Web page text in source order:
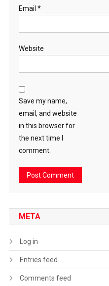
Email *
Website
Save my name,
email, and website
in this browser for
the next time I
comment.
META
Log in
Entries feed
Comments feed